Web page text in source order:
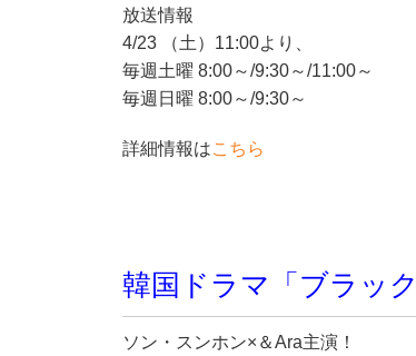
放送情報
4/23 （土）11:00より、
毎週土曜 8:00～/9:30～/11:00～
毎週日曜 8:00～/9:30～
詳細情報はこちら
韓国ドラマ「ブラッ
ソン・スンホン×＆Ara主演！